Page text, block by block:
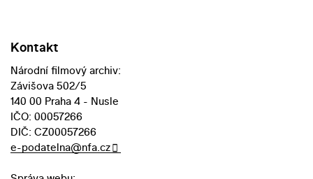
Kontakt
Národní filmový archiv:
Závišova 502/5
140 00 Praha 4 - Nusle
IČO: 00057266
DIČ: CZ00057266
e-podatelna@nfa.cz